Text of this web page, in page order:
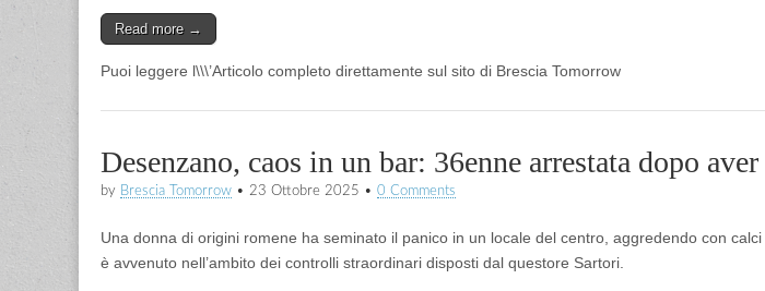
Read more →
Puoi leggere l\\\’Articolo completo direttamente sul sito di Brescia Tomorrow
Desenzano, caos in un bar: 36enne arrestata dopo
by Brescia Tomorrow • 23 Ottobre 2025 • 0 Comments
Una donna di origini romene ha seminato il panico in un locale del centro, aggredendo con
è avvenuto nell’ambito dei controlli straordinari disposti dal questore Sartori.